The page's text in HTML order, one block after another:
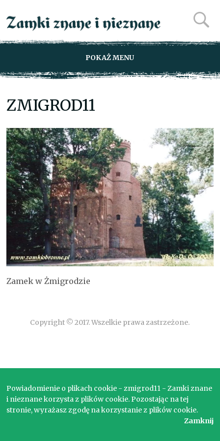
POKAŻ MENU
ZMIGROD11
Zamek w Żmigrodzie
Copyright © 2017. Wszelkie prawa zastrzeżone.
Powiadomienie o plikach cookie - zmigrod11 - Zamki znane
i nieznane korzysta z plików cookie. Pozostając na tej
stronie, wyrażasz zgodę na korzystanie z plików cookie.
Zamknij